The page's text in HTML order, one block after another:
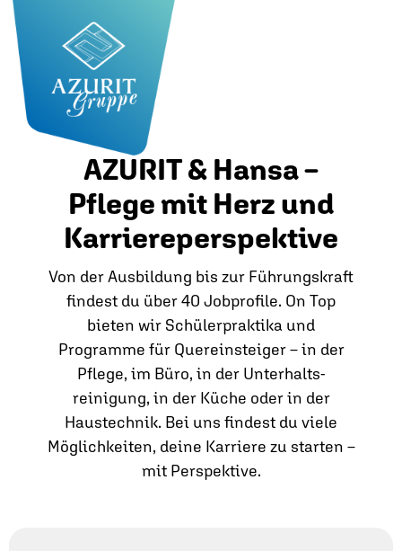
AZURIT & Hansa –
Pflege mit Herz und
Karriereperspektive
Von der Ausbildung bis zur Führungskraft
findest du über 40 Jobprofile. On Top
bieten wir Schülerpraktika und
Programme für Quereinsteiger – in der
Pflege, im Büro, in der Unterhalts­
reinigung, in der Küche oder in der
Haustechnik. Bei uns findest du viele
Möglichkeiten, deine Karriere zu starten –
mit Perspektive.